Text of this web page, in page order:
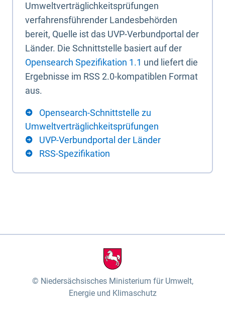
Umweltverträglichkeitsprüfungen
verfahrensführender Landesbehörden
bereit, Quelle ist das UVP-Verbundportal der
Länder. Die Schnittstelle basiert auf der
Opensearch Spezifikation 1.1 und liefert die
Ergebnisse im RSS 2.0-kompatiblen Format
aus.
Opensearch-Schnittstelle zu
Umweltverträglichkeitsprüfungen
UVP-Verbundportal der Länder
RSS-Spezifikation
Niedersächsisches Ministerium für Umwelt,
Energie und Klimaschutz